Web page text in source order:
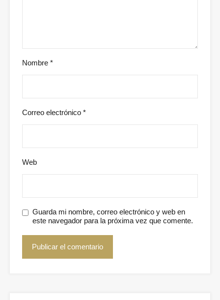
Nombre *
Correo electrónico *
Web
Guarda mi nombre, correo electrónico y web en
este navegador para la próxima vez que comente.